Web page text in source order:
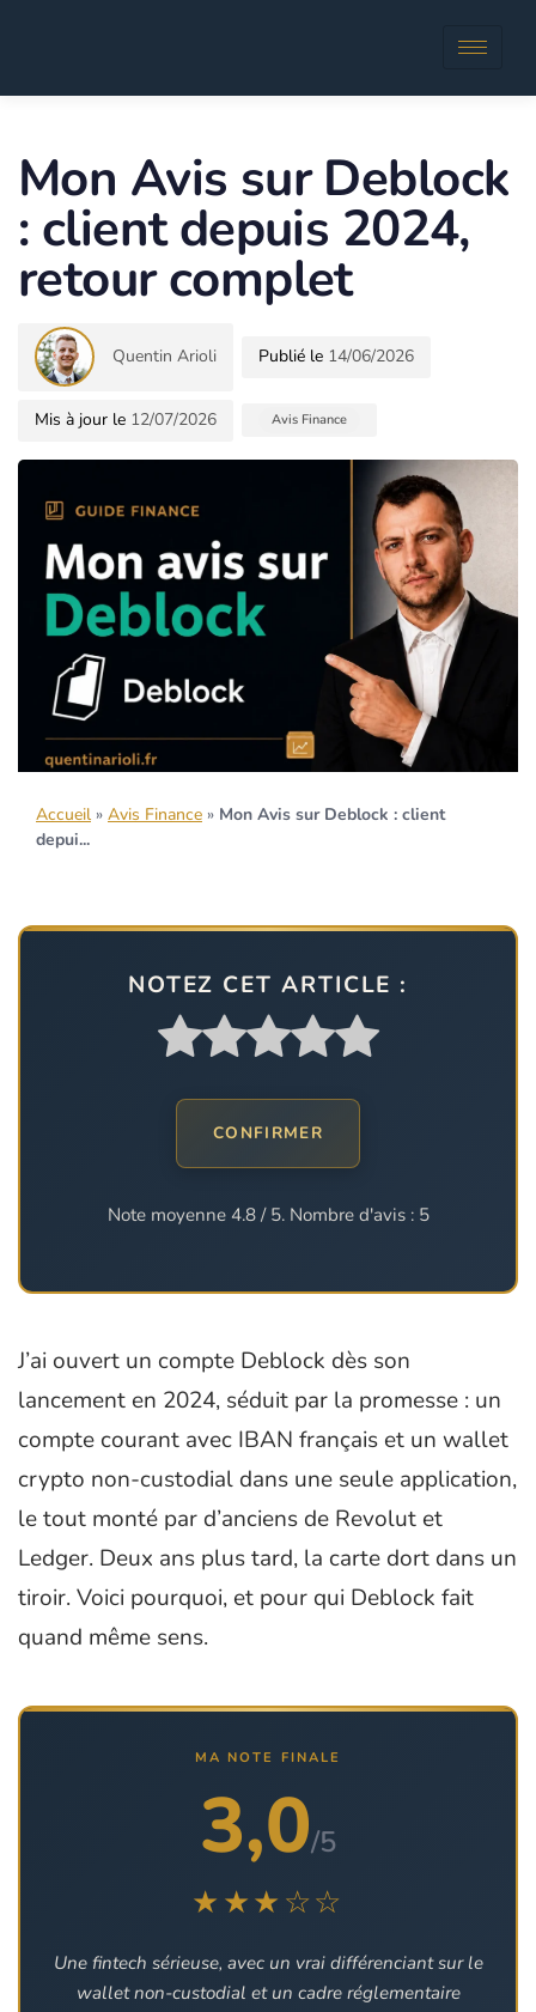
Mon Avis sur Deblock
: client depuis 2024,
retour complet
Quentin Arioli 14/06/2026
12/07/2026 Avis Finance
Accueil » Avis Finance » Mon Avis sur Deblock : client
depui...
NOTEZ CET ARTICLE :
CONFIRMER
Note moyenne 4.8/ 5. Nombre d'avis : 5
J’ai ouvert un compte Deblock dès son
lancement en 2024, séduit par la promesse : un
compte courant avec IBAN français et un wallet
crypto non-custodial dans une seule application,
le tout monté par d’anciens de Revolut et
Ledger. Deux ans plus tard, la carte dort dans un
tiroir. Voici pourquoi, et pour qui Deblock fait
quand même sens.
MA NOTE FINALE
3,0/5
★★★☆☆
Une fintech sérieuse, avec un vrai différenciant sur le
wallet non-custodial et un cadre réglementaire